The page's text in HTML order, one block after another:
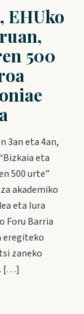
EHUko
500
3an eta 4an,
eta
500 urte”
akademiko
eta Iura
Foru Barria
eregiteko
zaneko
[…]